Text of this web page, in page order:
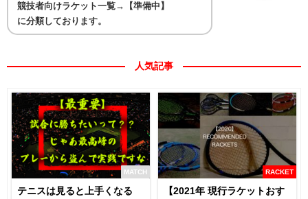
競技者向けラケット一覧→【準備中】
に分類しております。
人気記事
MATCH
テニスは見ると上手くなる
RACKET
【2021年 現行ラケットおす